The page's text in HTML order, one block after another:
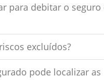
para debitar o seguro
excluídos?
pode localizar as